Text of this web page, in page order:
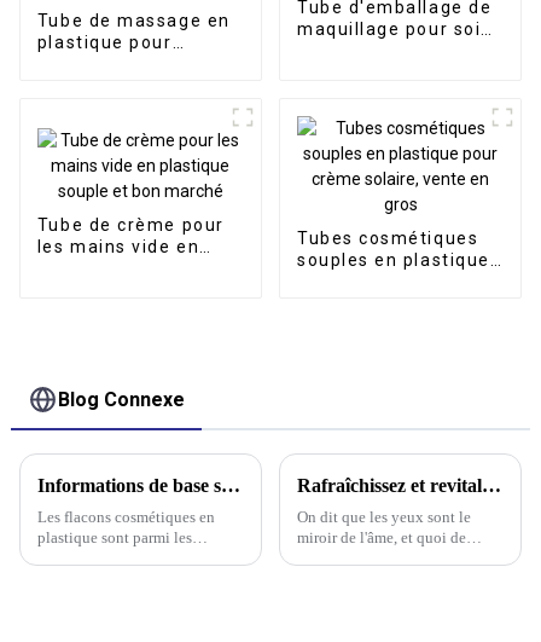
Tube de massage en
plastique pour
Tube d'emballage de
maquillage pour soins
Tube de crème pour
les mains vide en
Tubes cosmétiques
souples en plastique
Blog Connexe
Informations de base sur les bouteilles cosmétiques en plastique
Les flacons cosmétiques en
plastique sont parmi les
Rafraîchissez et revitalisez : la magie des tubes de crème pour les yeux avec applicateurs de massage en métal
On dit que les yeux sont le
miroir de l'âme, et quoi de